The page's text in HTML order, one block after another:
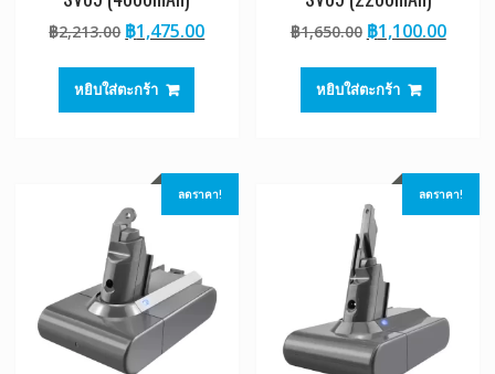
฿2,213.00 Original
was:
฿2,213.00.
฿1,475.00Current
หยิบใส่ตะกร้า
฿1,650.00 Original
was:
฿1,650.00.
฿1,100.00
หยิบใส่ตะกร้า
ลดราคา! ลดราคา!